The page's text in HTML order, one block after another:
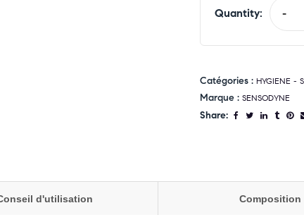
Quantity: -
Catégories : HYGIENE -
Marque : SENSODYNE
Share:
d'utilisation Composition